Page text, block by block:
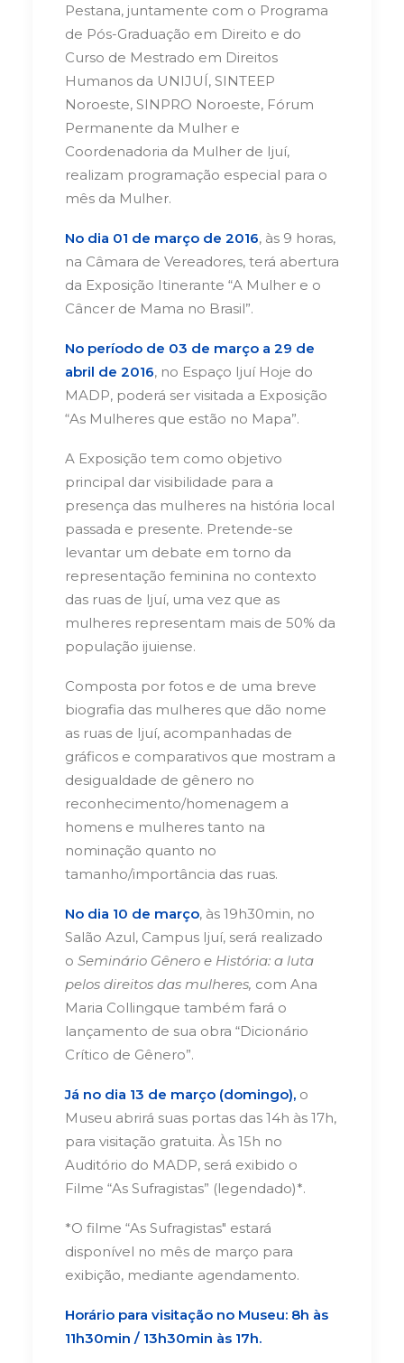
Pestana, juntamente com o Programa
de Pós-Graduação em Direito e do
Curso de Mestrado em Direitos
Humanos da UNIJUÍ, SINTEEP
Noroeste, SINPRO Noroeste, Fórum
Permanente da Mulher e
Coordenadoria da Mulher de Ijuí,
realizam programação especial para o
mês da Mulher.
No dia 01 de março de 2016, às 9 horas,
na Câmara de Vereadores, terá abertura
da Exposição Itinerante “A Mulher e o
Câncer de Mama no Brasil”.
No período de 03 de março a 29 de
abril de 2016, no Espaço Ijuí Hoje do
MADP, poderá ser visitada a Exposição
“As Mulheres que estão no Mapa”.
A Exposição tem como objetivo
principal dar visibilidade para a
presença das mulheres na história local
passada e presente. Pretende-se
levantar um debate em torno da
representação feminina no contexto
das ruas de Ijuí, uma vez que as
mulheres representam mais de 50% da
população ijuiense.
Composta por fotos e de uma breve
biografia das mulheres que dão nome
as ruas de Ijuí, acompanhadas de
gráficos e comparativos que mostram a
desigualdade de gênero no
reconhecimento/homenagem a
homens e mulheres tanto na
nominação quanto no
tamanho/importância das ruas.
No dia 10 de março, às 19h30min, no
Salão Azul, Campus Ijuí, será realizado
o Seminário Gênero e História: a luta
pelos direitos das mulheres, com Ana
Maria Collingque também fará o
lançamento de sua obra “Dicionário
Crítico de Gênero”.
Já no dia 13 de março (domingo), o
Museu abrirá suas portas das 14h às 17h,
para visitação gratuita. Às 15h no
Auditório do MADP, será exibido o
Filme “As Sufragistas” (legendado)*.
*O filme “As Sufragistas" estará
disponível no mês de março para
exibição, mediante agendamento.
Horário para visitação no Museu: 8h às
11h30min / 13h30min às 17h.